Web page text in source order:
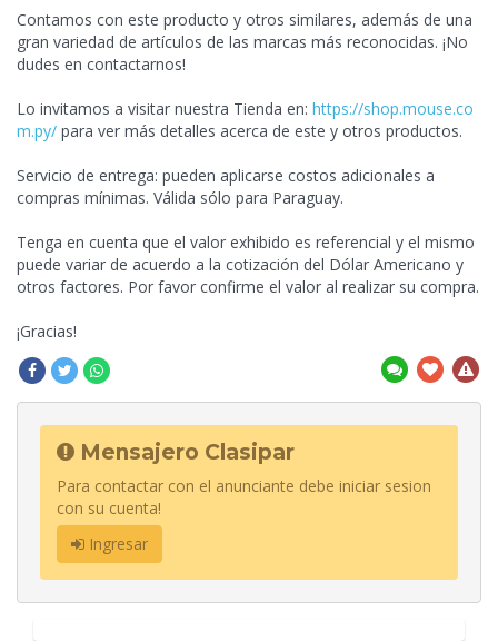
Contamos con este producto y otros similares, además de una
gran variedad de artículos de las marcas más reconocidas. ¡No
dudes en contactarnos!
Lo invitamos a visitar nuestra Tienda en: https://shop.mouse.co
m.py/ para ver más detalles acerca de este y otros productos.
Servicio de entrega: pueden aplicarse costos adicionales a
compras mínimas. Válida sólo para Paraguay.
Tenga en cuenta que el valor exhibido es referencial y el mismo
puede variar de acuerdo a la cotización del Dólar Americano y
otros factores. Por favor confirme el valor al realizar su compra.
¡Gracias!
Mensajero Clasipar
Para contactar con el anunciante debe iniciar sesion
con su cuenta!
Ingresar